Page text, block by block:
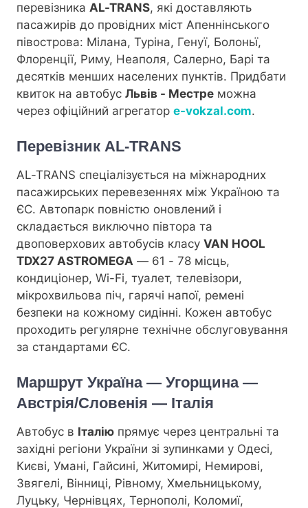
перевізника AL-TRANS, які доставляють
пасажирів до провідних міст Апеннінського
півострова: Мілана, Туріна, Генуї, Болоньї,
Флоренції, Риму, Неаполя, Салерно, Барі та
десятків менших населених пунктів. Придбати
квиток на автобус Львів - Местре можна
через офіційний агрегатор e-vokzal.com.
Перевізник AL-TRANS
AL-TRANS спеціалізується на міжнародних
пасажирських перевезеннях між Україною та
ЄС. Автопарк повністю оновлений і
складається виключно півтора та
двоповерхових автобусів класу VAN HOOL
TDX27 ASTROMEGA — 61 - 78 місць,
кондиціонер, Wi-Fi, туалет, телевізори,
мікрохвильова піч, гарячі напої, ремені
безпеки на кожному сидінні. Кожен автобус
проходить регулярне технічне обслуговування
за стандартами ЄС.
Маршрут Україна — Угорщина —
Австрія/Словенія — Італія
Автобус в Італію прямує через центральні та
західні регіони України зі зупинками у Одесі,
Києві, Умані, Гайсині, Житомирі, Немирові,
Звягелі, Вінниці, Рівному, Хмельницькому,
Луцьку, Чернівцях, Тернополі, Коломиї,